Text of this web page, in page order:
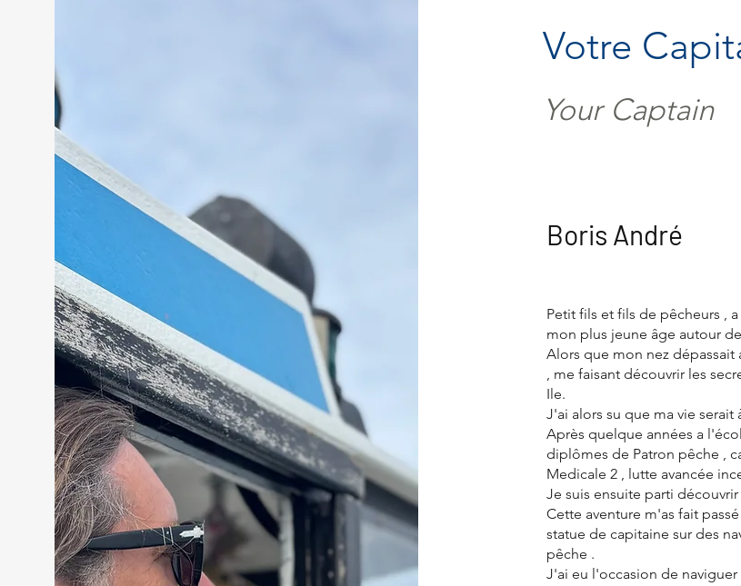
Votre
Your Captain
Boris André
Petit fils et fils de pêcheurs ,
mon plus jeune âge autour
Alors que mon nez
, me faisant découvrir les
Ile.
J'ai alors su que ma vie serait
Après quelque années a
diplômes de Patron pêche ,
Medicale 2 , lutte avancée
Je suis ensuite parti
Cette aventure m'as fait
statue de capitaine sur des
pêche .
J'ai eu l'occasion de